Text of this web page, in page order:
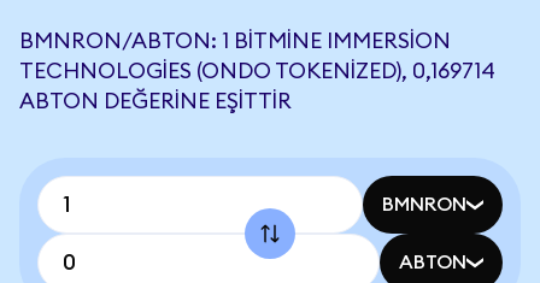
BMNRON/ABTON: 1 BITMINE IMMERSION
TECHNOLOGIES (ONDO TOKENIZED), 0,169714
ABTON DEĞERINE EŞITTIR
BMNRON
ABTON